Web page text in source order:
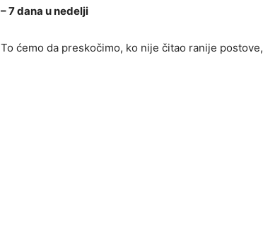
– 7 dana u nedelji
To ćemo da preskočimo, ko nije čitao ranije postove,